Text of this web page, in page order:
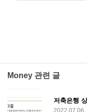
Money 관련 글
2022.07.06